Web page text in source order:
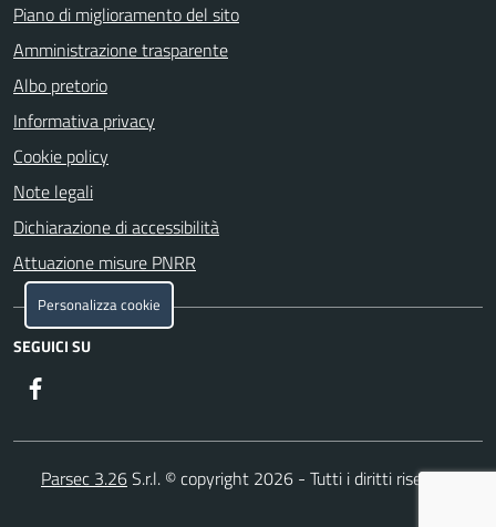
Piano di miglioramento del sito
Amministrazione trasparente
Albo pretorio
Informativa privacy
Cookie policy
Note legali
Dichiarazione di accessibilità
Attuazione misure PNRR
SEGUICI SU
Parsec 3.26S.r.l. © copyright 2026 - Tutti i diritti riservati
Personalizza cookie